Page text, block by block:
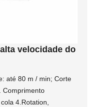
velocidade do
até 80 m / min; Corte
Comprimento
4.Rotation,